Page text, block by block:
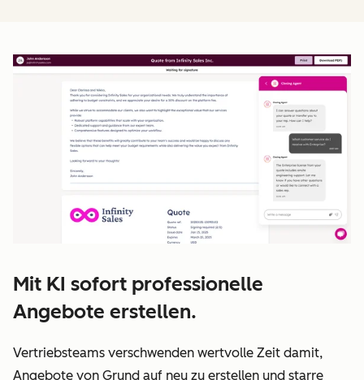
Mit KI sofort professionelle
Angebote erstellen.
Vertriebsteams verschwenden wertvolle Zeit damit,
Angebote von Grund auf neu zu erstellen und starre